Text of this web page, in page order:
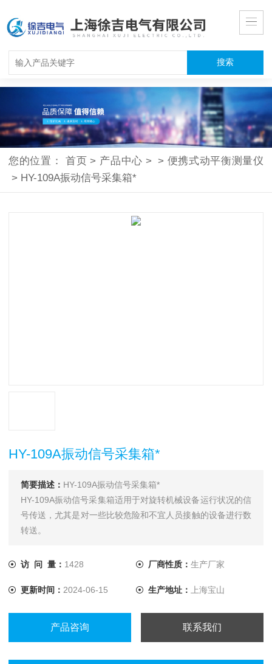
您的位置：首页 > 产品中心 > > 便携式动平衡测量仪
> HY-109A振动信号采集箱*
HY-109A振动信号采集箱*
简要描述： HY-109A振动信号采集箱*
HY-109A振动信号采集箱适用于对旋转机械设备运行状况的信
号传送，尤其是对一些比较危险和不宜人员接触的设备进行数
转送。
访 问 量： 1428 厂商性质： 生产厂家
更新时间： 2024-06-15 生产地址： 上海宝山
产品咨询 联系我们